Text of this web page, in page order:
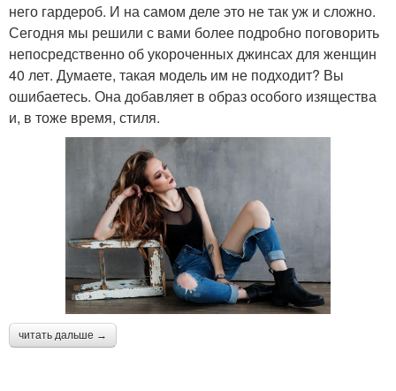
него гардероб. И на самом деле это не так уж и сложно.
Сегодня мы решили с вами более подробно поговорить
непосредственно об укороченных джинсах для женщин
40 лет. Думаете, такая модель им не подходит? Вы
ошибаетесь. Она добавляет в образ особого изящества
и, в тоже время, стиля.
читать дальше →